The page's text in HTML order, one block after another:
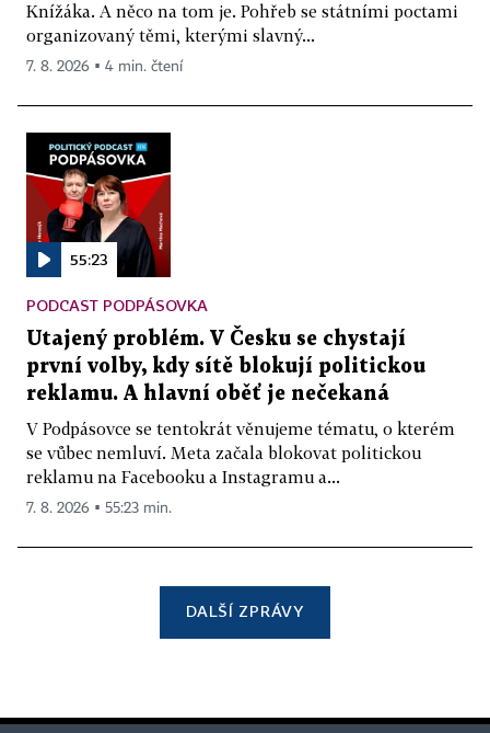
Knížáka. A něco na tom je. Pohřeb se státními poctami
organizovaný těmi, kterými slavný...
7. 8. 2026 ▪ 4 min. čtení
55:23
PODCAST PODPÁSOVKA
Utajený problém. V Česku se chystají
první volby, kdy sítě blokují politickou
reklamu. A hlavní oběť je nečekaná
V Podpásovce se tentokrát věnujeme tématu, o kterém
se vůbec nemluví. Meta začala blokovat politickou
reklamu na Facebooku a Instagramu a...
7. 8. 2026 ▪ 55:23 min.
DALŠÍ ZPRÁVY